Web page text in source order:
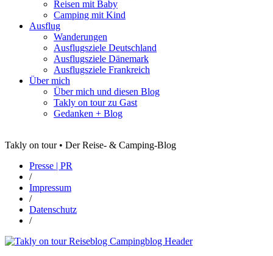
Reisen mit Baby
Camping mit Kind
Ausflug
Wanderungen
Ausflugsziele Deutschland
Ausflugsziele Dänemark
Ausflugsziele Frankreich
Über mich
Über mich und diesen Blog
Takly on tour zu Gast
Gedanken + Blog
Takly on tour • Der Reise- & Camping-Blog
Presse | PR
/
Impressum
/
Datenschutz
/